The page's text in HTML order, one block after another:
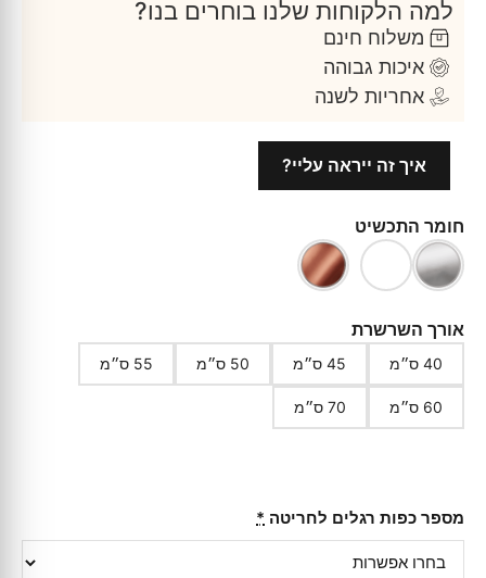
למה הלקוחות שלנו בוחרים בנו?
משלוח חינם
איכות גבוהה
אחריות לשנה
איך זה ייראה עליי?
חומר התכשיט
אורך השרשרת
40 ס״מ 45 ס״מ 50 ס״מ 55 ס״מ
60 ס״מ 70 ס״מ
מספר כפות רגלים לחריטה *